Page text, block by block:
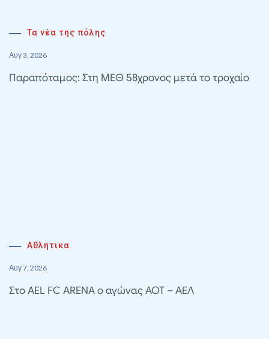
Τα νέα της πόλης
Αυγ 3, 2026
Παραπόταμος: Στη ΜΕΘ 58χρονος μετά το τροχαίο
Αθλητικα
Αυγ 7, 2026
Στο AEL FC ARENA ο αγώνας ΑΟΤ – ΑΕΛ